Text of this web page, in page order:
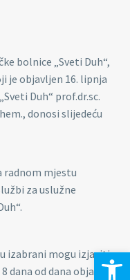
bolnice „Sveti Duh“,
je objavljen 16. lipnja
Duh“ prof.dr.sc.
donosi slijedeću
radnom mjestu
za uslužne
izabrani mogu izjaviti
dana od dana objave